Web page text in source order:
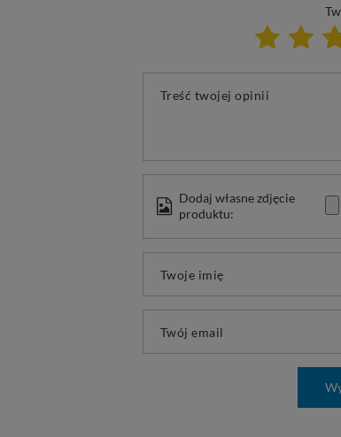
Treść twojej opinii
Dodaj własne zdjęcie
produktu:
Twoje imię
Twój email